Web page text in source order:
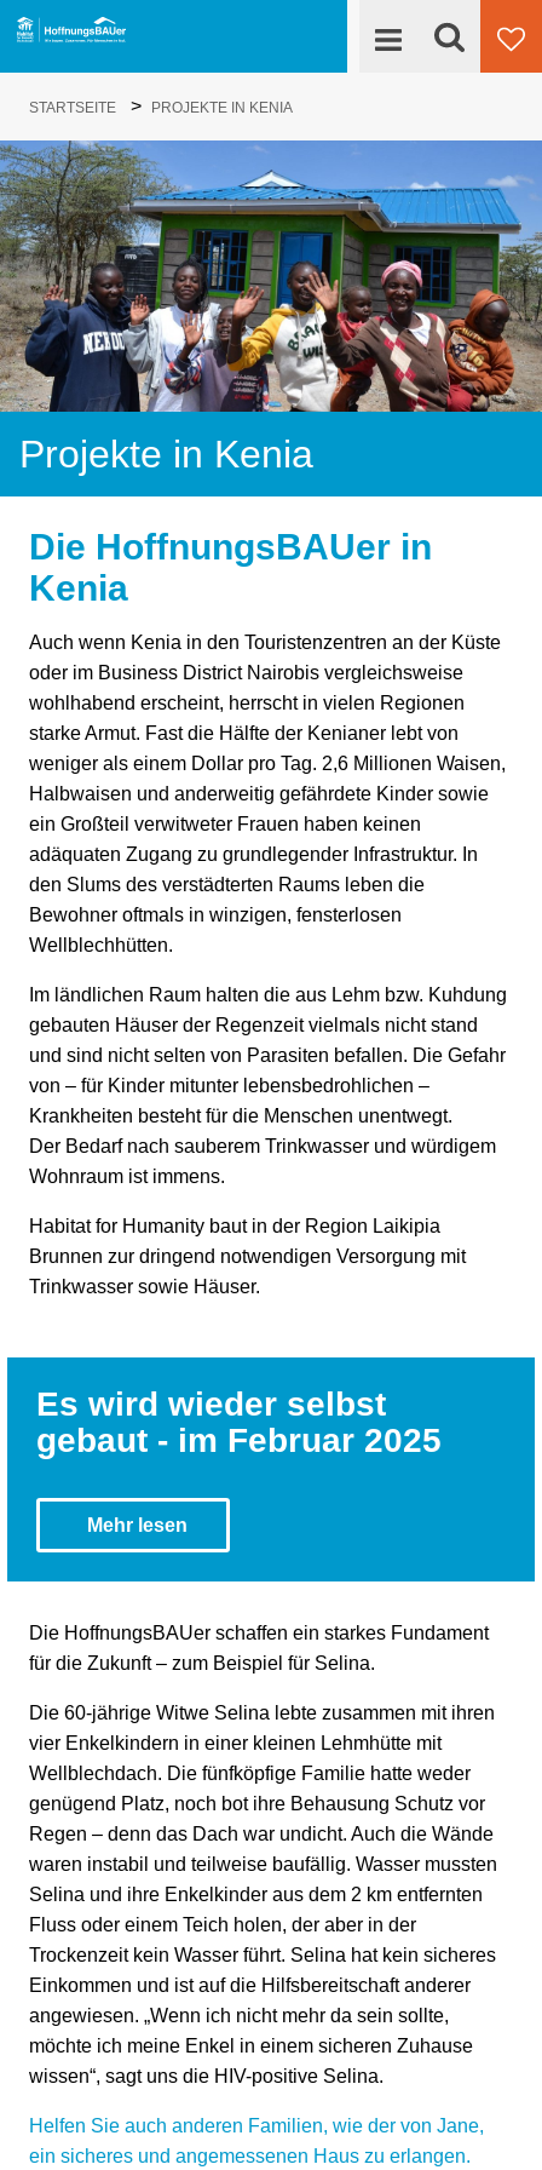
Engagieren
HoffnungsBAUer
Projekte
News
Kontakt
STARTSEITE > PROJEKTE IN KENIA
Projekte in Kenia
Die HoffnungsBAUer in
Kenia
Auch wenn Kenia in den Touristenzentren an der Küste
oder im Business District Nairobis vergleichsweise
wohlhabend erscheint, herrscht in vielen Regionen
starke Armut. Fast die Hälfte der Kenianer lebt von
weniger als einem Dollar pro Tag. 2,6 Millionen Waisen,
Halbwaisen und anderweitig gefährdete Kinder sowie
ein Großteil verwitweter Frauen haben keinen
adäquaten Zugang zu grundlegender Infrastruktur. In
den Slums des verstädterten Raums leben die
Bewohner oftmals in winzigen, fensterlosen
Wellblechhütten.
Im ländlichen Raum halten die aus Lehm bzw. Kuhdung
gebauten Häuser der Regenzeit vielmals nicht stand
und sind nicht selten von Parasiten befallen. Die Gefahr
von – für Kinder mitunter lebensbedrohlichen –
Krankheiten besteht für die Menschen unentwegt.
Der Bedarf nach sauberem Trinkwasser und würdigem
Wohnraum ist immens.
Habitat for Humanity baut in der Region Laikipia
Brunnen zur dringend notwendigen Versorgung mit
Trinkwasser sowie Häuser.
Es wird wieder selbst
gebaut - im Februar 2025
HoffnungsBAUer besonders vulnerable Familien seit
2018 beim Hausbau. Dieser wird vor allem mit…
HoffnungsBAUer besonders vulnerable Familien seit
2018 beim Hausbau. Dieser wird vor allem mit
langen Pause, durch die Corona-Pandemie
verursacht, sind wir bereits mit einer
Freiwilligengruppe im Februar 2024 in Laikipia
gewesen und freuen uns aufeinen nächsten Einsatz in
2025.
Mehr lesen
Die HoffnungsBAUer schaffen ein starkes Fundament
für die Zukunft – zum Beispiel für Selina.
Die 60-jährige Witwe Selina lebte zusammen mit ihren
vier Enkelkindern in einer kleinen Lehmhütte mit
Wellblechdach. Die fünfköpfige Familie hatte weder
genügend Platz, noch bot ihre Behausung Schutz vor
Regen – denn das Dach war undicht. Auch die Wände
waren instabil und teilweise baufällig. Wasser mussten
Selina und ihre Enkelkinder aus dem 2 km entfernten
Fluss oder einem Teich holen, der aber in der
Trockenzeit kein Wasser führt. Selina hat kein sicheres
Einkommen und ist auf die Hilfsbereitschaft anderer
angewiesen. „Wenn ich nicht mehr da sein sollte,
möchte ich meine Enkel in einem sicheren Zuhause
wissen“, sagt uns die HIV-positive Selina.
Helfen Sie auch anderen Familien, wie der von Jane,
ein sicheres und angemessenen Haus zu erlangen.